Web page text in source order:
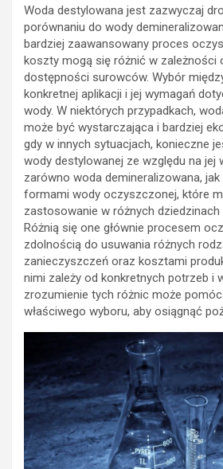
Woda destylowana jest zazwyczaj
porównaniu do wody
bardziej zaawansowany proces
koszty mogą się różnić w zależności
dostępności surowców. Wybór
konkretnej aplikacji i jej wymagań
wody. W niektórych przypadkach,
może być wystarczająca i bardziej
gdy w innych sytuacjach, konieczne
wody destylowanej ze względu na jej
zarówno woda demineralizowana,
formami wody oczyszczonej, które
zastosowanie w różnych dziedzinach
Różnią się one głównie procesem
zdolnością do usuwania różnych
zanieczyszczeń oraz kosztami
nimi zależy od konkretnych potrzeb i
zrozumienie tych różnic może
właściwego wyboru, aby osiągnąć